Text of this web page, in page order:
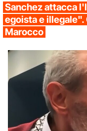
Sanchez attacca
egoista e
Marocco